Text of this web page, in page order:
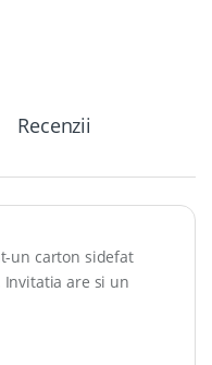
Recenzii
un carton sidefat
are si un